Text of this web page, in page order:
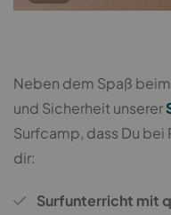
Neben dem Spaß
und Sicherheit unserer
Surfcamp, dass Du
dir:
Surfunterricht mit